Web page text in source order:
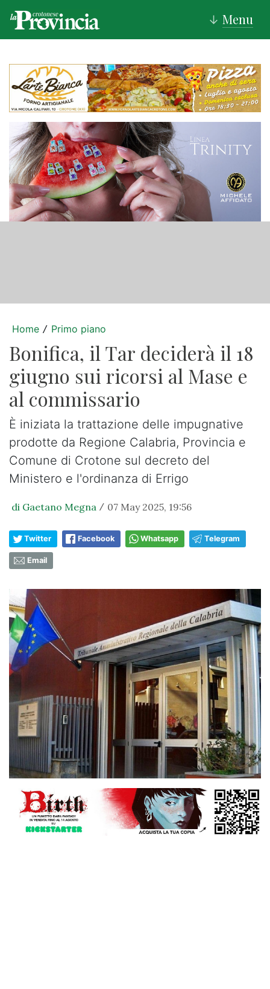
↓ Menu
Home / Primo piano
Bonifica, il Tar deciderà il 18
giugno sui ricorsi al Mase e
al commissario
È iniziata la trattazione delle impugnative
prodotte da Regione Calabria, Provincia e
Comune di Crotone sul decreto del
Ministero e l'ordinanza di Errigo
di Gaetano Megna / 07 May 2025, 19:56
Twitter Facebook Whatsapp Telegram
Email